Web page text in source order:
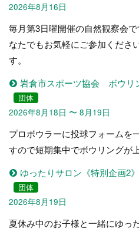
2026年8月16日
毎月第3日曜開催の自然観察会
なたでもお気軽にご参加くださ
す。
岩倉市スポーツ協会 ボウリ
団体
2026年8月18日 〜 8月19日
プロボウラーに投球フォームを
すので短期集中でボウリングが
ゆったりサロン《特別企画2》
団体
2026年8月19日
夏休み中のお子様と一緒にゆっ